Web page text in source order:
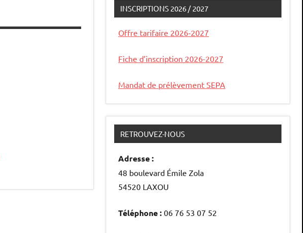
INSCRIPTIONS 2026 / 2027
Offre tarifaire 2026-2027
Fiche d’inscription 2026-2027
Mandat de prélèvement SEPA
RETROUVEZ-NOUS
Adresse :
48 boulevard Émile Zola
54520 LAXOU
Téléphone : 06 76 53 07 52